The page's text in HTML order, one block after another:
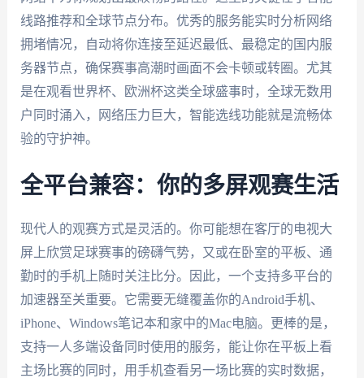
线路推荐和全球节点分布。优秀的服务能实时分析网络
拥堵情况，自动将你连接至延迟最低、最稳定的国内服
务器节点，确保赛事高潮时画面不会卡顿或转圈。尤其
是在观看世界杯、欧洲杯这类全球盛事时，全球无数用
户同时涌入，网络压力巨大，智能选线功能就是流畅体
验的守护神。
全平台兼容：你的多屏观赛生活
现代人的观赛方式是灵活的。你可能想在客厅的电视大
屏上欣赏足球赛事的磅礴气势，又或在卧室的平板、通
勤时的手机上随时关注比分。因此，一个支持多平台的
加速器至关重要。它需要无缝覆盖你的Android手机、
iPhone、Windows笔记本和家中的Mac电脑。更棒的是，
支持一人多端设备同时使用的服务，能让你在平板上看
主场比赛的同时，用手机查看另一场比赛的实时数据，